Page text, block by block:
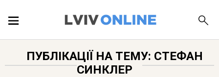
ПУБЛІКАЦІЇ НА ТЕМУ: СТЕФАН
СИНКЛЕР